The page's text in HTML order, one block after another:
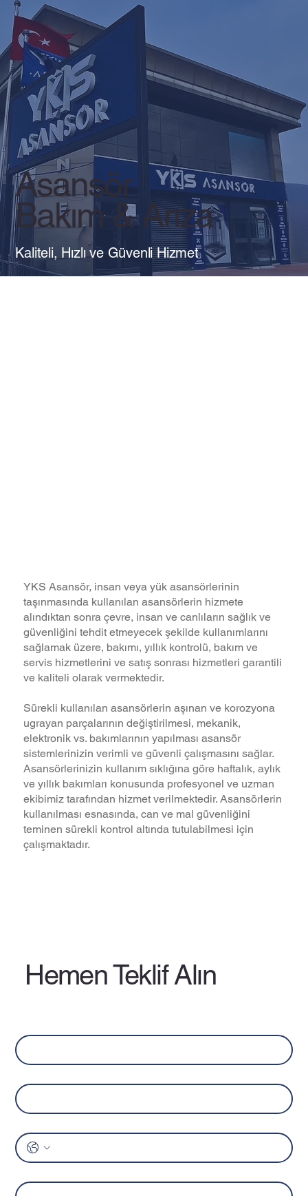
Asansör
Bakım & Arıza
Kaliteli, Hızlı ve Güvenli Hizmet
Asansör Bakım & Arıza
YKS Asansör, insan veya yük asansörlerinin
taşınmasında kullanılan asansörlerin hizmete
alındıktan sonra çevre, insan ve canlıların sağlık ve
güvenliğini tehdit etmeyecek şekilde kullanımlarını
sağlamak üzere, bakımı, yıllık kontrolü, bakım ve
servis hizmetlerini ve satış sonrası hizmetleri garantili
ve kaliteli olarak vermektedir.
Sürekli kullanılan asansörlerin aşınan ve korozyona
ugrayan parçalarının değiştirilmesi, mekanik,
elektronik vs. bakımlarının yapılması asansör
sistemlerinizin verimli ve güvenli çalışmasını sağlar.
Asansörlerinizin kullanım sıklığına göre haftalık, aylık
ve yıllık bakımları konusunda profesyonel ve uzman
ekibimiz tarafından hizmet verilmektedir. Asansörlerin
kullanılması esnasında, can ve mal güvenliğini
teminen sürekli kontrol altında tutulabilmesi için
çalışmaktadır.
Hemen Teklif Alın